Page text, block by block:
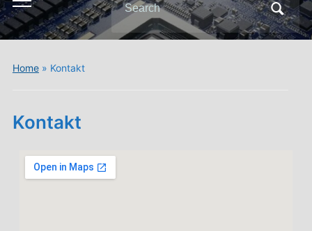
Home» Kontakt
Kontakt